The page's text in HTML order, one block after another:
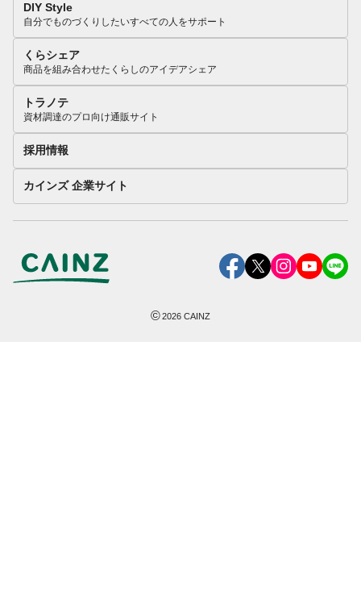
DIY Style
自分でものづくりしたいすべての人をサポート
くらシェア
商品を組み合わせたくらしのアイデアシェア
トラノテ
資材調達のプロ向け通販サイト
採用情報
カインズ 企業サイト
©2026 CAINZ